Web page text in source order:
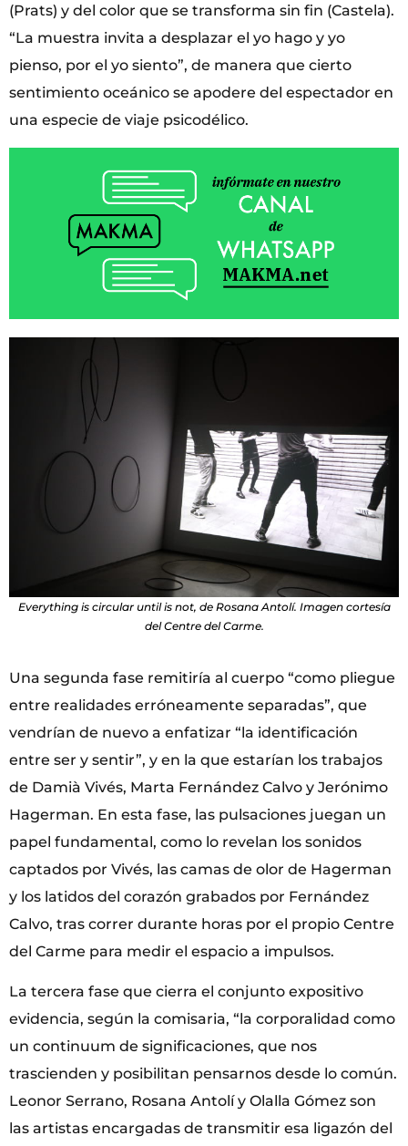
(Prats) y del color que se transforma sin fin (Castela).
“La muestra invita a desplazar el yo hago y yo
pienso, por el yo siento”, de manera que cierto
sentimiento oceánico se apodere del espectador en
una especie de viaje psicodélico.
Everything is circular until is not, de Rosana Antolí. Imagen cortesía
del Centre del Carme.
Una segunda fase remitiría al cuerpo “como pliegue
entre realidades erróneamente separadas”, que
vendrían de nuevo a enfatizar “la identificación
entre ser y sentir”, y en la que estarían los trabajos
de Damià Vivés, Marta Fernández Calvo y Jerónimo
Hagerman. En esta fase, las pulsaciones juegan un
papel fundamental, como lo revelan los sonidos
captados por Vivés, las camas de olor de Hagerman
y los latidos del corazón grabados por Fernández
Calvo, tras correr durante horas por el propio Centre
del Carme para medir el espacio a impulsos.
La tercera fase que cierra el conjunto expositivo
evidencia, según la comisaria, “la corporalidad como
un continuum de significaciones, que nos
trascienden y posibilitan pensarnos desde lo común.
Leonor Serrano, Rosana Antolí y Olalla Gómez son
las artistas encargadas de transmitir esa ligazón del